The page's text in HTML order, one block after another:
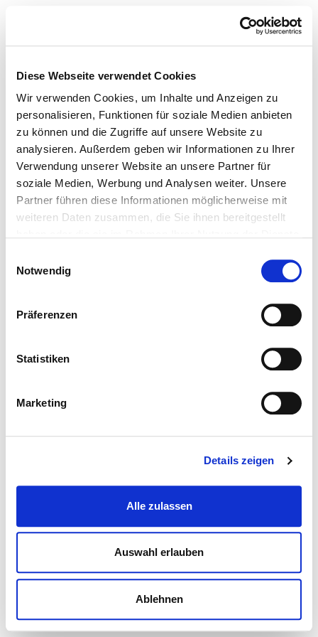
Diese Webseite verwendet Cookies
Wir verwenden Cookies, um Inhalte und Anzeigen zu
personalisieren, Funktionen für soziale Medien anbieten
zu können und die Zugriffe auf unsere Website zu
analysieren. Außerdem geben wir Informationen zu Ihrer
Verwendung unserer Website an unsere Partner für
soziale Medien, Werbung und Analysen weiter. Unsere
Partner führen diese Informationen möglicherweise mit
weiteren Daten zusammen, die Sie ihnen bereitgestellt
Notwendig
Präferenzen
Statistiken
Marketing
Details zeigen
Alle zulassen
Auswahl erlauben
Ablehnen